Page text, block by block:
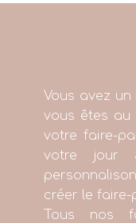
Vous avez
vous êtes au
votre faire-
votre jour
créer le faire-
Tous nos